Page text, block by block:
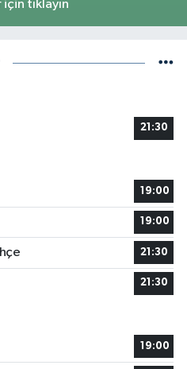
tıklayın
21:30
19:00
19:00
21:30
21:30
19:00